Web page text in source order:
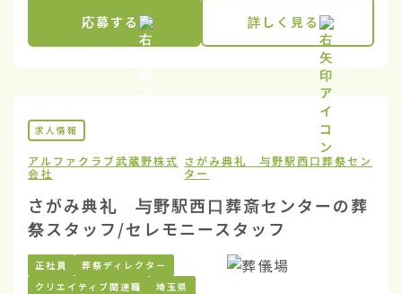
応募する 詳しく見る
求人情報
アルファクラブ武蔵野株式
会社
さがみ典礼 与野駅西口葬祭セン
ター
さがみ典礼 与野駅西口葬斎センターの葬
祭スタッフ/セレモニースタッフ
正社員
葬祭ディレクター
クリエイティブ関連職
埼玉県